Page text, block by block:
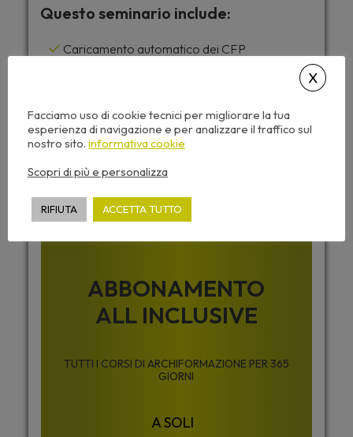
Questo seminario include:
Caricamento automatico dei CFP
Dispense corso e video sempre disponibili
Desideri accedere a tutti i corsi di
Archiformazione senza limiti ?
ABBONAMENTO
ALL INCLUSIVE
TUTTI I CORSI DI ARCHIFORMAZIONE PER 365
GIORNI
Facciamo uso di cookie tecnici per migliorare la tua
esperienza di navigazione e per analizzare il traffico sul
nostro sito. informativa cookie
Scopri di più e personalizza
RIFIUTA ACCETTA TUTTO